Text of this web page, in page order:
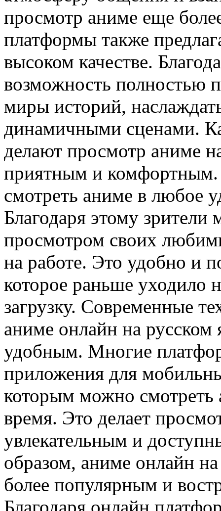
просмотр аниме еще
платформы также
высоком качестве.
возможность полностью
миры историй,
динамичными сценами.
делают просмотр аниме
приятным и
смотреть аниме в любое
Благодаря этому зрители
просмотром своих
на работе. Это удобно и
которое раньше уходило
загрузку. Современные
аниме онлайн на
удобным. Многие
приложения для
которым можно
время. Это делает
увлекательным и
образом, аниме онлайн на
более популярным и
Благодаря онлайн